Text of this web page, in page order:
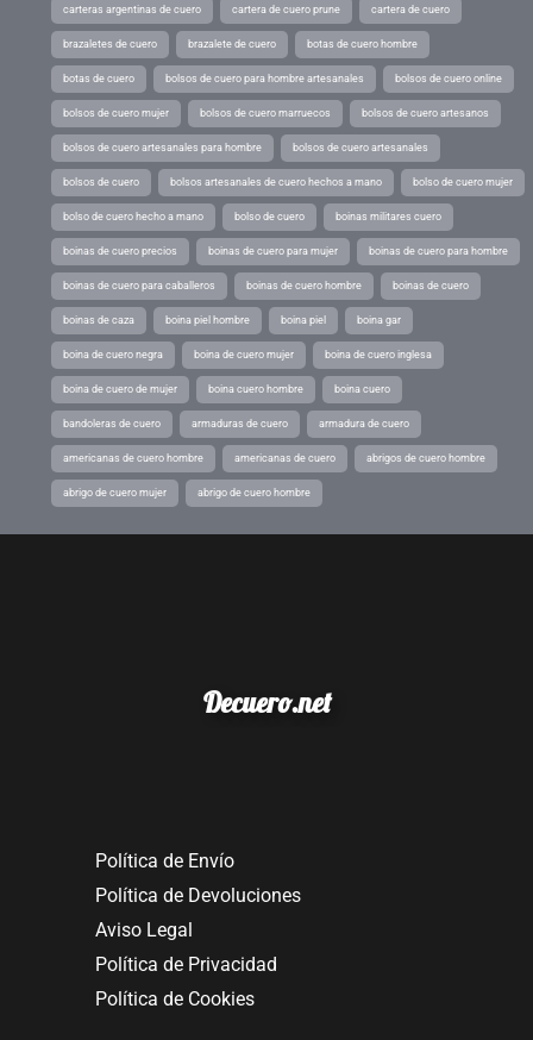
carteras argentinas de cuero cartera de cuero prune cartera de cuero
brazaletes de cuero brazalete de cuero botas de cuero hombre
botas de cuero bolsos de cuero para hombre artesanales bolsos de cuero online
bolsos de cuero mujer bolsos de cuero marruecos bolsos de cuero artesanos
bolsos de cuero artesanales para hombre bolsos de cuero artesanales
bolsos de cuero bolsos artesanales de cuero hechos a mano bolso de cuero mujer
bolso de cuero hecho a mano bolso de cuero boinas militares cuero
boinas de cuero precios boinas de cuero para mujer boinas de cuero para hombre
boinas de cuero para caballeros boinas de cuero hombre boinas de cuero
boinas de caza boina piel hombre boina piel boina gar
boina de cuero negra boina de cuero mujer boina de cuero inglesa
boina de cuero de mujer boina cuero hombre boina cuero
bandoleras de cuero armaduras de cuero armadura de cuero
americanas de cuero hombre americanas de cuero abrigos de cuero hombre
abrigo de cuero mujer abrigo de cuero hombre
Decuero.net
Política de Envío
Política de Devoluciones
Aviso Legal
Política de Privacidad
Política de Cookies